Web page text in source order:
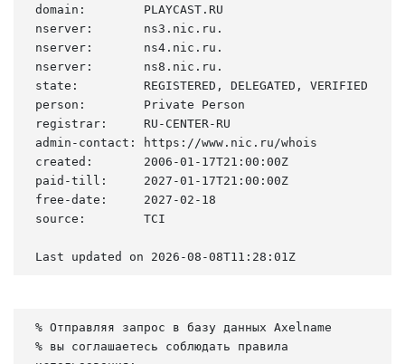
domain:        PLAYCAST.RU
nserver:       ns3.nic.ru.
nserver:       ns4.nic.ru.
nserver:       ns8.nic.ru.
state:         REGISTERED, DELEGATED, VERIFIED
person:        Private Person
registrar:     RU-CENTER-RU
admin-contact: https://www.nic.ru/whois
created:       2006-01-17T21:00:00Z
paid-till:     2027-01-17T21:00:00Z
free-date:     2027-02-18
source:        TCI
Last updated on 2026-08-08T11:28:01Z
% Отправляя запрос в базу данных Axelname
% вы соглашаетесь соблюдать правила